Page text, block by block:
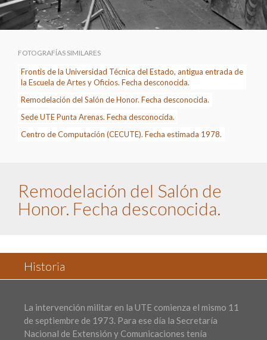
FOTOGRAFÍAS SIMILARES
Frontis de la Universidad Técnica del Estado, antigua entrada de
la Escuela de Artes y Oficios. Fecha desconocida.
Remodelación del Salón de Honor. Fecha desconocida.
Sede UTE Punta Arenas. Fecha desconocida.
Centro de Computación (CECUTE). Fecha estimada 1978.
Remodelación del Salón de
Honor. Fecha desconocida.
Historia
La intervención militar en la UTE comienza el mismo 11
de septiembre de 1973. Para ese día la Secretaría
Nacional de Extensión y Comunicaciones tenía